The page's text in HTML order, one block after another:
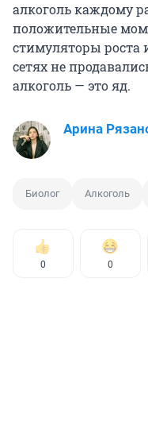
алкоголь каждому
положительные
стимуляторы роста
сетях не
алкоголь — это яд.
Арина
Биолог Алкоголь
0 0